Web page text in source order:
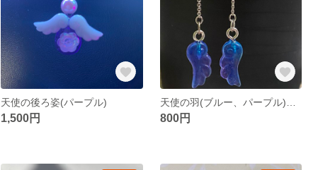
天使の後ろ姿(パープル)
1,500円 800円